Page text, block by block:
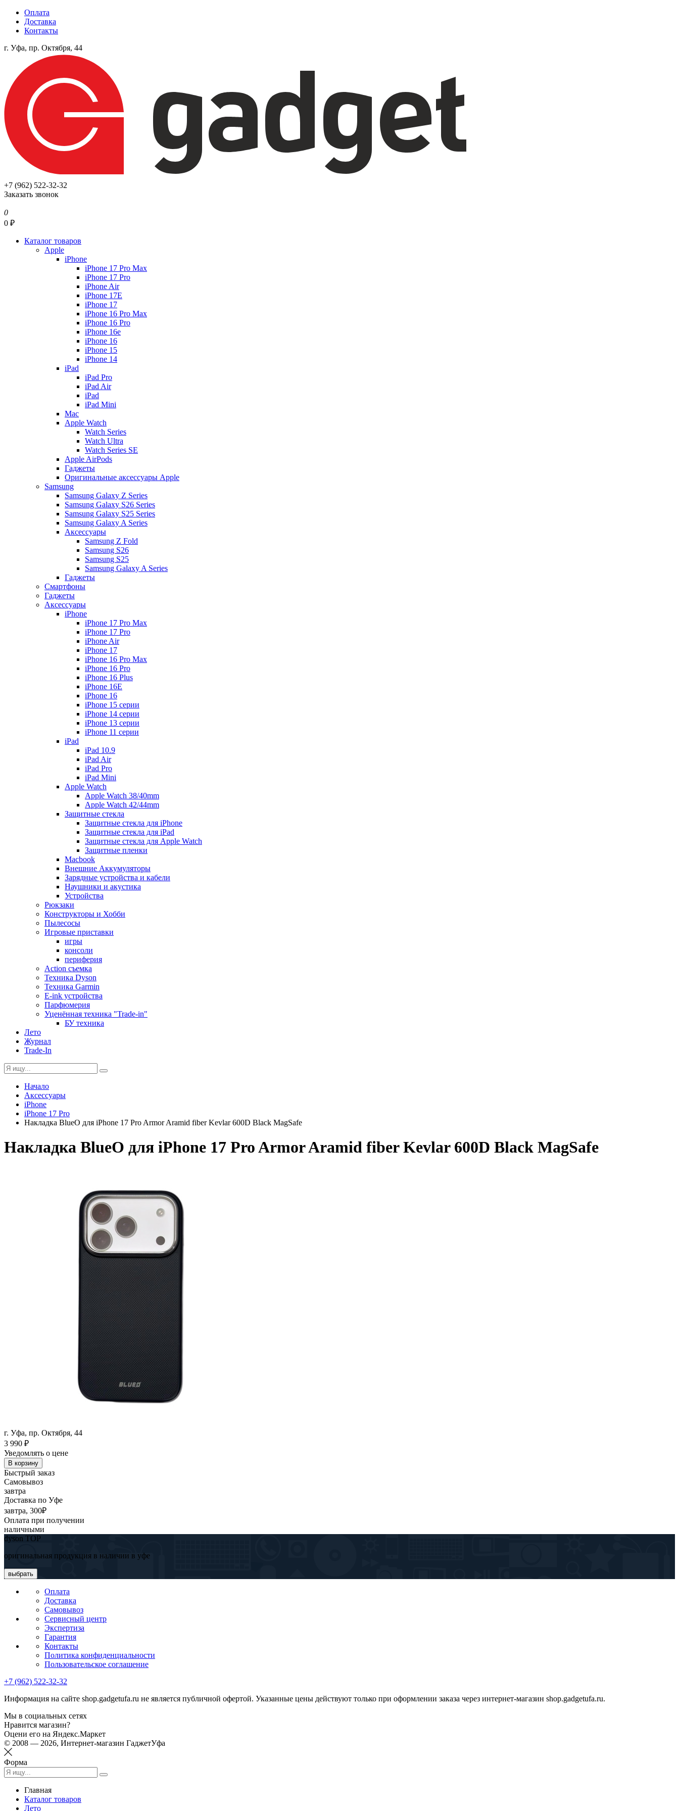
Оплата
Доставка
Контакты
г. Уфа, пр. Октября, 44
+7 (962) 522-32-32
Заказать звонок
0
0 ₽
Каталог товаров
Apple
iPhone
iPhone 17 Pro Max
iPhone 17 Pro
iPhone Air
iPhone 17E
iPhone 17
iPhone 16 Pro Max
iPhone 16 Pro
iPhone 16e
iPhone 16
iPhone 15
iPhone 14
iPad
iPad Pro
iPad Air
iPad
iPad Mini
Mac
Apple Watch
Watch Series
Watch Ultra
Watch Series SE
Apple AirPods
Гаджеты
Оригинальные аксессуары Apple
Samsung
Samsung Galaxy Z Series
Samsung Galaxy S26 Series
Samsung Galaxy S25 Series
Samsung Galaxy A Series
Аксессуары
Samsung Z Fold
Samsung S26
Samsung S25
Samsung Galaxy A Series
Гаджеты
Смартфоны
Гаджеты
Аксессуары
iPhone
iPhone 17 Pro Max
iPhone 17 Pro
iPhone Air
iPhone 17
iPhone 16 Pro Max
iPhone 16 Pro
iPhone 16 Plus
iPhone 16E
iPhone 16
iPhone 15 серии
iPhone 14 серии
iPhone 13 серии
iPhone 11 серии
iPad
iPad 10.9
iPad Air
iPad Pro
iPad Mini
Apple Watch
Apple Watch 38/40mm
Apple Watch 42/44mm
Защитные стекла
Защитные стекла для iPhone
Защитные стекла для iPad
Защитные стекла для Apple Watch
Защитные пленки
Macbook
Внешние Аккумуляторы
Зарядные устройства и кабели
Наушники и акустика
Устройства
Рюкзаки
Конструкторы и Хобби
Пылесосы
Игровые приставки
игры
консоли
периферия
Action съемка
Техника Dyson
Техника Garmin
E-ink устройства
Парфюмерия
Уценённая техника "Trade-in"
БУ техника
Лето
Журнал
Trade-In
Начало
Аксессуары
iPhone
iPhone 17 Pro
Накладка BlueO для iPhone 17 Pro Armor Aramid fiber Kevlar 600D Black MagSafe
Накладка BlueO для iPhone 17 Pro Armor Aramid fiber Kevlar 600D Black MagSafe
г. Уфа, пр. Октября, 44
3 990 ₽
Уведомлять о цене
В корзину
Быстрый заказ
Самовывоз
завтра
Доставка по Уфе
завтра, 300₽
Оплата при получении
наличными
dyson TOP
оригинальная продукция в наличии в уфе
выбрать
Оплата
Доставка
Самовывоз
Сервисный центр
Экспертиза
Гарантия
Контакты
Политика конфиденциальности
Пользовательское соглашение
+7 (962) 522-32-32
Информация на сайте shop.gadgetufa.ru не является публичной офертой. Указанные цены действуют только при оформлении заказа через интернет-магазин shop.gadgetufa.ru.
Мы в социальных сетях
Нравится магазин?
Оцени его на Яндекс.Маркет
© 2008 — 2026, Интернет-магазин ГаджетУфа
Форма
Главная
Каталог товаров
Лето